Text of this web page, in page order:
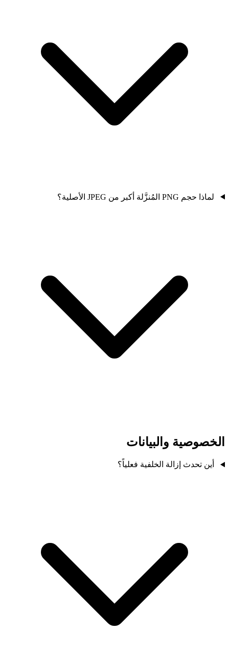
لماذا حجم PNG المُنزَّلة أكبر من JPEG الأصلية؟
الخصوصية والبيانات
أين تحدث إزالة الخلفية فعلياً؟